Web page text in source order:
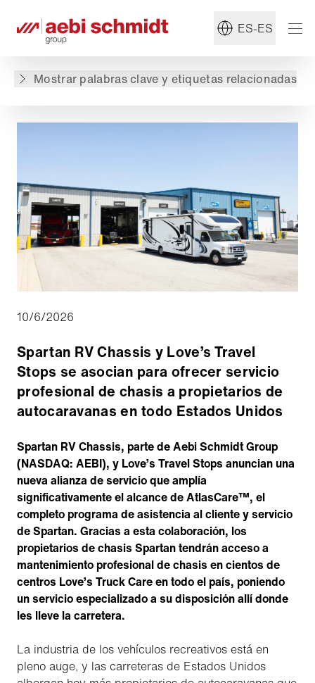
ES-ES
Mostrar palabras clave y etiquetas relacionadas
#SpartanRVChassis
10/6/2026
Spartan RV Chassis y Love’s Travel
Stops se asocian para ofrecer servicio
profesional de chasis a propietarios de
autocaravanas en todo Estados Unidos
Spartan RV Chassis, parte de Aebi Schmidt Group
(NASDAQ: AEBI), y Love’s Travel Stops anuncian una
nueva alianza de servicio que amplía
significativamente el alcance de AtlasCare™, el
completo programa de asistencia al cliente y servicio
de Spartan. Gracias a esta colaboración, los
propietarios de chasis Spartan tendrán acceso a
mantenimiento profesional de chasis en cientos de
centros Love’s Truck Care en todo el país, poniendo
un servicio especializado a su disposición allí donde
les lleve la carretera.
La industria de los vehículos recreativos está en
pleno auge, y las carreteras de Estados Unidos